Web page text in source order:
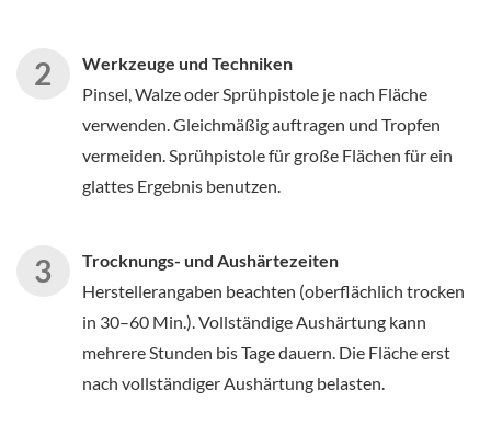
Werkzeuge und Techniken
Pinsel, Walze oder Sprühpistole je nach Fläche
verwenden. Gleichmäßig auftragen und Tropfen
vermeiden. Sprühpistole für große Flächen für ein
glattes Ergebnis benutzen.
Trocknungs- und Aushärtezeiten
Herstellerangaben beachten (oberflächlich trocken
in 30–60 Min.). Vollständige Aushärtung kann
mehrere Stunden bis Tage dauern. Die Fläche erst
nach vollständiger Aushärtung belasten.